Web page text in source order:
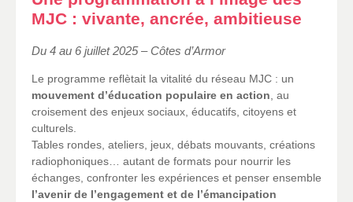
MJC : vivante, ancrée, ambitieuse
Du 4 au 6 juillet 2025 – Côtes d’Armor
Le programme reflètait la vitalité du réseau MJC : un
mouvement d’éducation populaire en action , au
croisement des enjeux sociaux, éducatifs, citoyens et
culturels.
Tables rondes, ateliers, jeux, débats mouvants, créations
radiophoniques… autant de formats pour nourrir les
échanges, confronter les expériences et penser ensemble
l’avenir de l’engagement et de l’émancipation